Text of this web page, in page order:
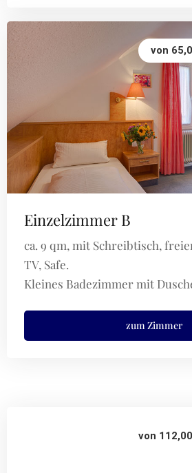
von
Einzelzimmer B
ca. 9 qm, mit Schreibtisch,
TV, Safe.
Kleines Badezimmer mit
zum Zimmer
von